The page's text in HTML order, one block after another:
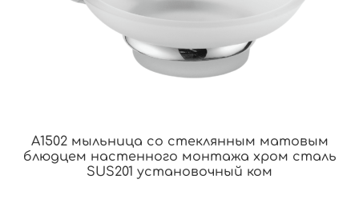
A1502 мыльница со стеклянным матовым
блюдцем настенного монтажа хром сталь
SUS201 установочный ком